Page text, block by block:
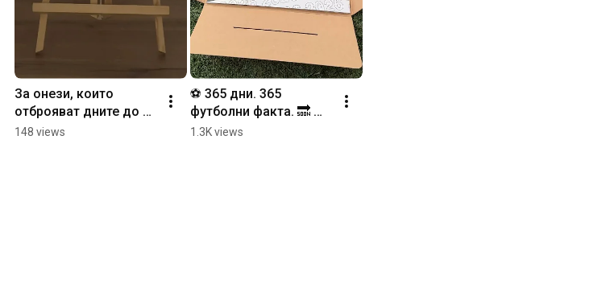
За онези, които
отброяват дните до
следващият велик
148 views
⚽️ 365 дни. 365
футболни факта. 🔜
Футлендар - очаквайте
1.3K views